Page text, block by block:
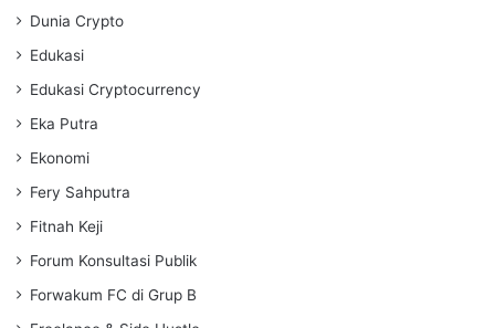
Dunia Crypto
Edukasi
Edukasi Cryptocurrency
Eka Putra
Ekonomi
Fery Sahputra
Fitnah Keji
Forum Konsultasi Publik
Forwakum FC di Grup B